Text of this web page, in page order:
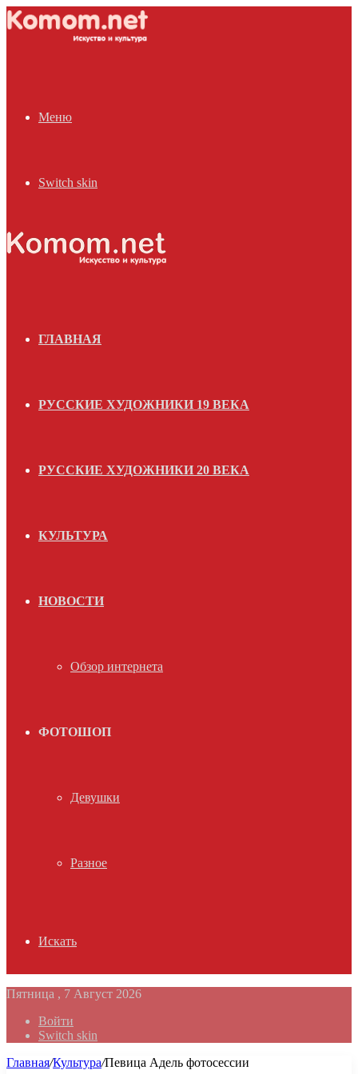
Меню
Switch skin
ГЛАВНАЯ
РУССКИЕ ХУДОЖНИКИ 19 ВЕКА
РУССКИЕ ХУДОЖНИКИ 20 ВЕКА
КУЛЬТУРА
НОВОСТИ
Обзор интернета
ФОТОШОП
Девушки
Разное
Искать
Пятница , 7 Август 2026
Войти
Switch skin
Главная/Культура/Певица Адель фотосессии